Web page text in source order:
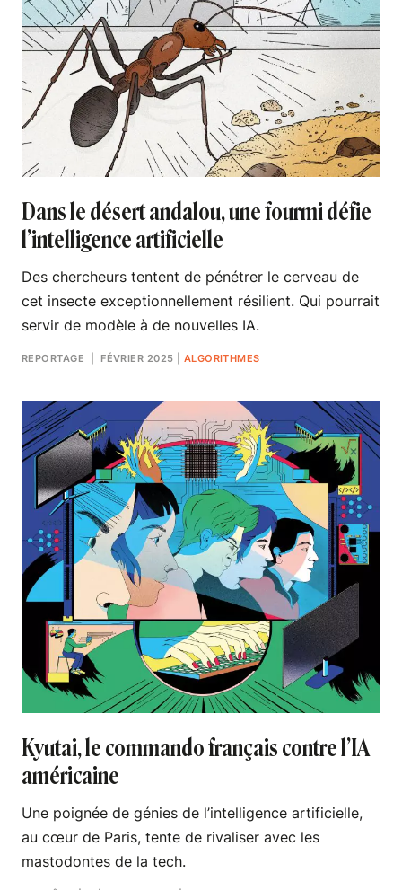
Dans le désert andalou, une fourmi défie
l’intelligence artificielle
Des chercheurs tentent de pénétrer le cerveau de
cet insecte exceptionnellement résilient. Qui pourrait
servir de modèle à de nouvelles IA.
REPORTAGE | FÉVRIER 2025 ALGORITHMES
Kyutai, le commando français contre l’IA
américaine
Une poignée de génies de l’intelligence artificielle,
au cœur de Paris, tente de rivaliser avec les
mastodontes de la tech.